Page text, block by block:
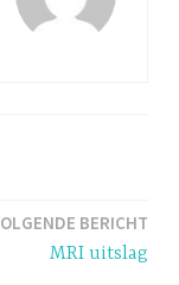
BERICHT
MRI uitslag